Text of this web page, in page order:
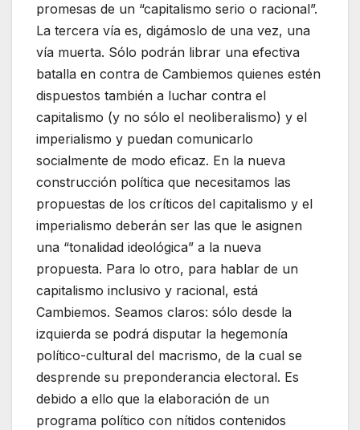
promesas de un “capitalismo serio o racional”.
La tercera vía es, digámoslo de una vez, una
vía muerta. Sólo podrán librar una efectiva
batalla en contra de Cambiemos quienes estén
dispuestos también a luchar contra el
capitalismo (y no sólo el neoliberalismo) y el
imperialismo y puedan comunicarlo
socialmente de modo eficaz. En la nueva
construcción política que necesitamos las
propuestas de los críticos del capitalismo y el
imperialismo deberán ser las que le asignen
una “tonalidad ideológica” a la nueva
propuesta. Para lo otro, para hablar de un
capitalismo inclusivo y racional, está
Cambiemos. Seamos claros: sólo desde la
izquierda se podrá disputar la hegemonía
político-cultural del macrismo, de la cual se
desprende su preponderancia electoral. Es
debido a ello que la elaboración de un
programa político con nítidos contenidos